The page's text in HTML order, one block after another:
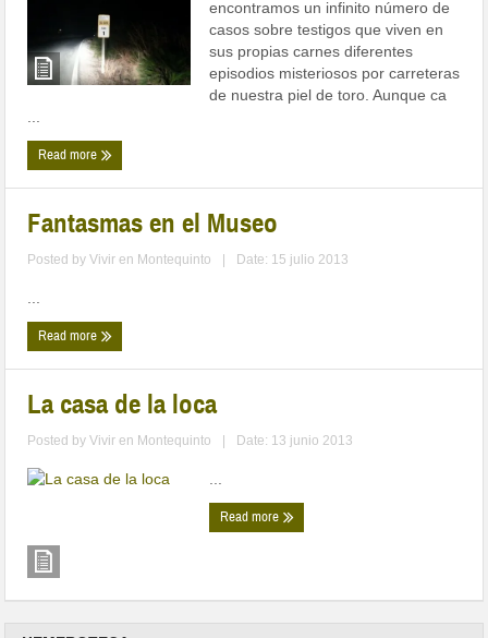
encontramos un infinito número de
casos sobre testigos que viven en
sus propias carnes diferentes
episodios misteriosos por carreteras
de nuestra piel de toro. Aunque ca
...
Read more
Fantasmas en el Museo
Posted byVivir en Montequinto Date: 15 julio 2013
...
Read more
La casa de la loca
Posted byVivir en Montequinto Date: 13 junio 2013
...
Read more